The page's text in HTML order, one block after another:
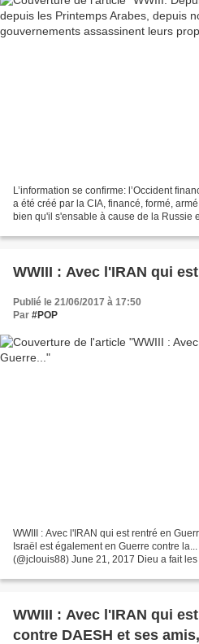
L’information se confirme: l’Occident
a été créé par la CIA, financé, formé,
bien qu'il s'ensable à cause de la Russie
WWIII : Avec l'IRAN qui
Publié le 21/06/2017 à 17:50
Par #POP
WWIII : Avec l'IRAN qui est rentré en
Israël est également en Guerre contre
(@jclouis88) June 21, 2017 Dieu a fait
WWIII : Avec l'IRAN qui
contre DAESH et ses